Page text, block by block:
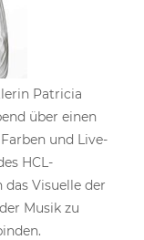
Patricia
über einen
und Live-
HCL-
Visuelle der
Musik zu